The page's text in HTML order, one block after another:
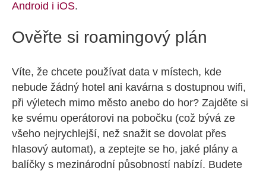
Android i iOS.
Ověřte si roamingový plán
Víte, že chcete používat data v místech, kde
nebude žádný hotel ani kavárna s dostupnou wifi,
při výletech mimo město anebo do hor? Zajděte si
ke svému operátorovi na pobočku (což bývá ze
všeho nejrychlejší, než snažit se dovolat přes
hlasový automat), a zeptejte se ho, jaké plány a
balíčky s mezinárodní působností nabízí. Budete